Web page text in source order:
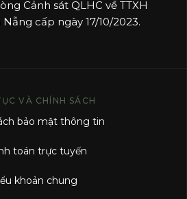
Cảnh sát QLHC về TTXH
cấp ngày 17/10/2023.
VÀ CHÍNH SÁCH
bảo mật thông tin
toán trực tuyến
khoản chung